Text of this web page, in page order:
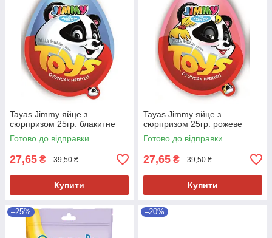
Tayas Jimmy яйце з
сюрпризом 25гр. блакитне
Готово до відправки
27,65 ₴ 39,50 ₴
Купити
Tayas Jimmy яйце з
сюрпризом 25гр. рожеве
Готово до відправки
27,65 ₴ 39,50 ₴
Купити
–25% –20%